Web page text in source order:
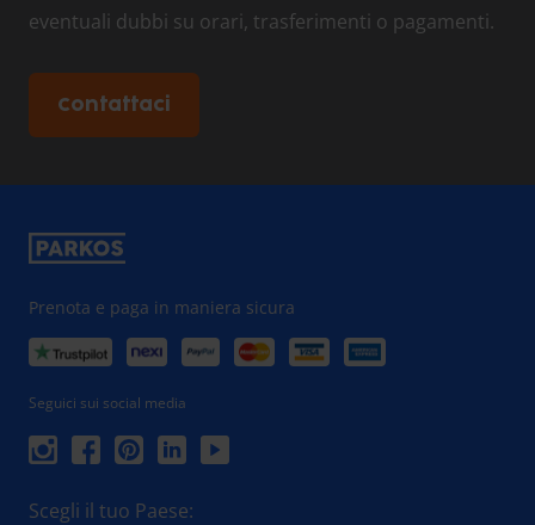
eventuali dubbi su orari, trasferimenti o pagamenti.
Contattaci
Prenota e paga in maniera sicura
Seguici sui social media
Scegli il tuo Paese: